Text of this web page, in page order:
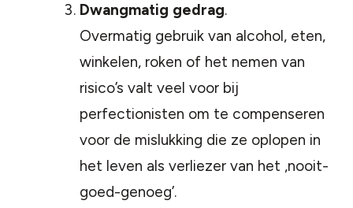
Dwangmatig gedrag.
Overmatig gebruik van alcohol, eten,
winkelen, roken of het nemen van
risico’s valt veel voor bij
perfectionisten om te compenseren
voor de mislukking die ze oplopen in
het leven als verliezer van het ‚nooit-
goed-genoeg’.